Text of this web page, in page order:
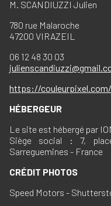
M. SCANDIUZZI Julien
780 rue Malaroche
47200 VIRAZEIL
06 12 48 30 03
https://couleurpixel.com/
HÉBERGEUR
Le site est hébergé par
Siège social : 7,
Sarreguemines - France
CRÉDIT PHOTOS
Speed Motors -